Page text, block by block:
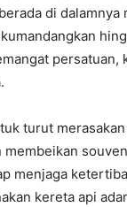
di dalamnya
persatuan,
turut
membeikan
menjaga
kereta api